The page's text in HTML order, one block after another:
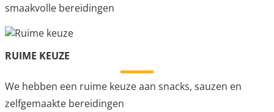
smaakvolle bereidingen
RUIME KEUZE
We hebben een ruime keuze aan snacks, sauzen en
zelfgemaakte bereidingen